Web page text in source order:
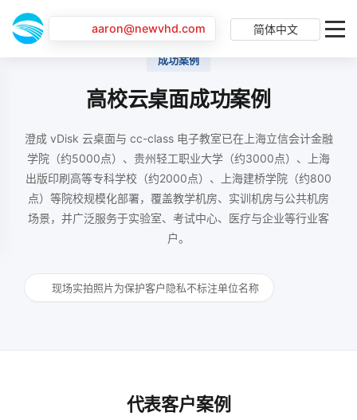
aaron@newvhd.com 简体中文
成功案例
高校云桌面成功案例
澄成 vDisk 云桌面与 cc-class 电子教室已在上海立信会计金融
学院（约5000点）、贵州轻工职业大学（约3000点）、上海
出版印刷高等专科学校（约2000点）、上海建桥学院（约800
点）等院校规模化部署，覆盖教学机房、实训机房与公共机房
场景，并广泛服务于实验室、考试中心、医疗与企业等行业客
户。
现场实拍照片为保护客户隐私不标注单位名称
代表客户案例